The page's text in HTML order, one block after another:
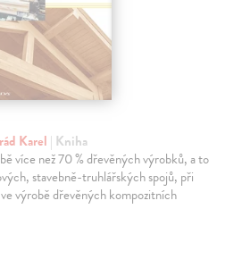
Karel | Kniha
více než 70 % dřevěných výrobků, a to
stavebně-truhlářských spojů, při
výrobě dřevěných kompozitních